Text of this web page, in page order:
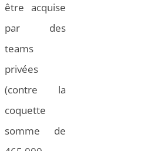
être acquise
par des
teams
privées
(contre la
coquette
somme de